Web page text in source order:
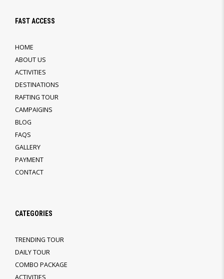
FAST ACCESS
HOME
ABOUT US
ACTIVITIES
DESTINATIONS
RAFTING TOUR
CAMPAIGINS
BLOG
FAQS
GALLERY
PAYMENT
CONTACT
CATEGORIES
TRENDING TOUR
DAILY TOUR
COMBO PACKAGE
ACTIVITIES